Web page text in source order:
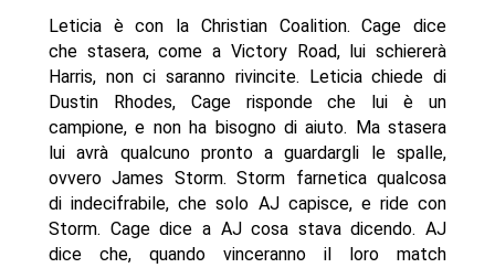
Leticia è con la Christian Coalition. Cage dice
che stasera, come a Victory Road, lui schiererà
Harris, non ci saranno rivincite. Leticia chiede di
Dustin Rhodes, Cage risponde che lui è un
campione, e non ha bisogno di aiuto. Ma stasera
lui avrà qualcuno pronto a guardargli le spalle,
ovvero James Storm. Storm farnetica qualcosa
di indecifrabile, che solo AJ capisce, e ride con
Storm. Cage dice a AJ cosa stava dicendo. AJ
dice che, quando vinceranno il loro match